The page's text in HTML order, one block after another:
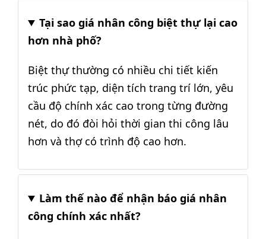
Tại sao giá nhân công biệt thự lại cao
hơn nhà phố?
Biệt thự thường có nhiều chi tiết kiến
trúc phức tạp, diện tích trang trí lớn, yêu
cầu độ chính xác cao trong từng đường
nét, do đó đòi hỏi thời gian thi công lâu
hơn và thợ có trình độ cao hơn.
Làm thế nào để nhận báo giá nhân
công chính xác nhất?